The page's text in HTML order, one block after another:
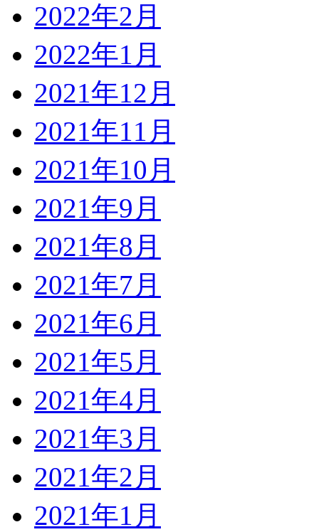
2022年2月
2022年1月
2021年12月
2021年11月
2021年10月
2021年9月
2021年8月
2021年7月
2021年6月
2021年5月
2021年4月
2021年3月
2021年2月
2021年1月